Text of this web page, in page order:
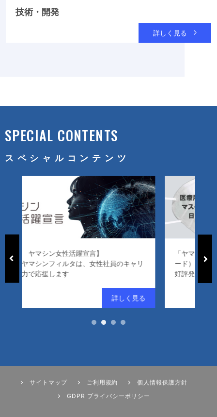
技術・開発
詳しく見る
SPECIAL CONTENTS
スペシャルコンテンツ
リ
「ヤマシン・フィルタマスク Zexeed（ゼクシ
ード）」
好評発売中！
サイトマップ ご利用規約
個人情報保護方針
GDPR プライバシーポリシー